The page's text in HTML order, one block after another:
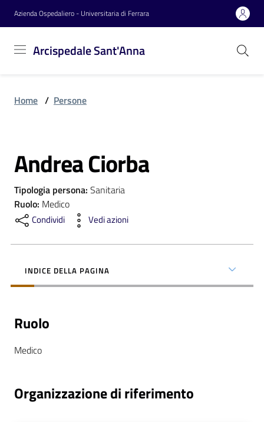
Vai al contenuto
Vai alla navigazione
Vai al footer
Azienda Ospedaliero - Universitaria di Ferrara
Arcispedale Sant'Anna
Sant'Anna
Azienda
Servizi
Reparti
Novità
a
a
Home / Persone
Salta al contenuto
Andrea Ciorba
Tipologia persona: Sanitaria
Ruolo: Medico
Condividi Vedi azioni
INDICE DELLA PAGINA
Ruolo
Medico
Organizzazione di riferimento